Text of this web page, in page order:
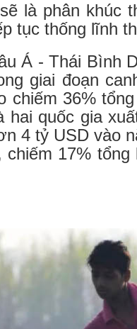
là phân khúc
tục thống lĩnh
Á - Thái Bình
giai đoạn
chiếm 36%
hai quốc gia
4 tỷ USD vào
17%